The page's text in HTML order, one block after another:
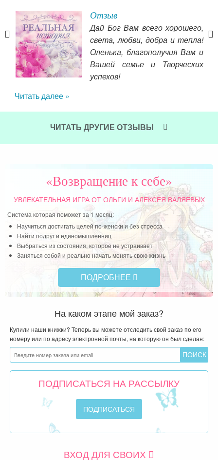
и
Отзыв
Дай Бог Вам всего хорошего,
света, любви, добра и тепла!
Оленька, благополучия Вам и
Вашей семье и Творческих
успехов!
Читать далее »
ЧИТАТЬ ДРУГИЕ ОТЗЫВЫ
«Возвращение к себе»
УВЛЕКАТЕЛЬНАЯ ИГРАОТ ОЛЬГИ И АЛЕКСЕЯ ВАЛЯЕВЫХ
Система которая поможет за 1 месяц:
Научиться достигать целей по-женски и без стресса
Найти подруг и единомышленниц
Выбраться из состояния, которое не устраивает
Заняться собой и реально начать менять свою жизнь
ПОДРОБНЕЕ
На каком этапе мой заказ?
Купили наши книжки? Теперь вы можете отследить свой заказ по его
номеру или по адресу электронной почты, на которую он был сделан:
ПОДПИСАТЬСЯ НА РАССЫЛКУ
ВХОД ДЛЯ СВОИХ